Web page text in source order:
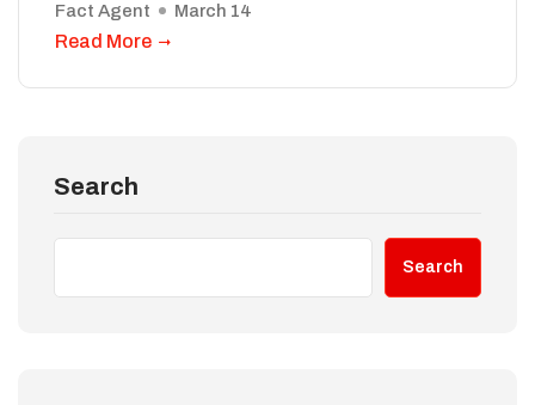
Fact Agent March 14
Read More
Search
Search